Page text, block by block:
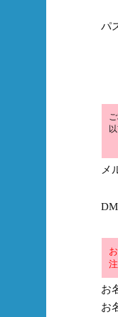
パ
メ
お
お